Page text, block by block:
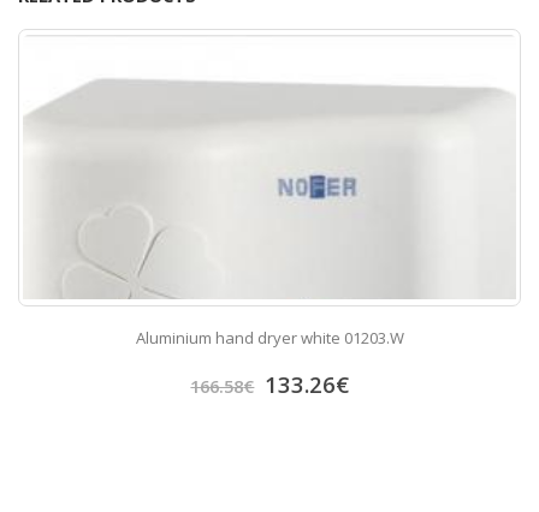
Aluminium hand dryer white 01203.W
166.58€ 133.26€